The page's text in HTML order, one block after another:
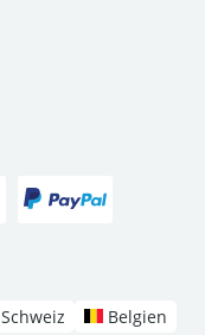
Schweiz
Belgien